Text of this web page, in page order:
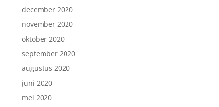
december 2020
november 2020
oktober 2020
september 2020
augustus 2020
juni 2020
mei 2020